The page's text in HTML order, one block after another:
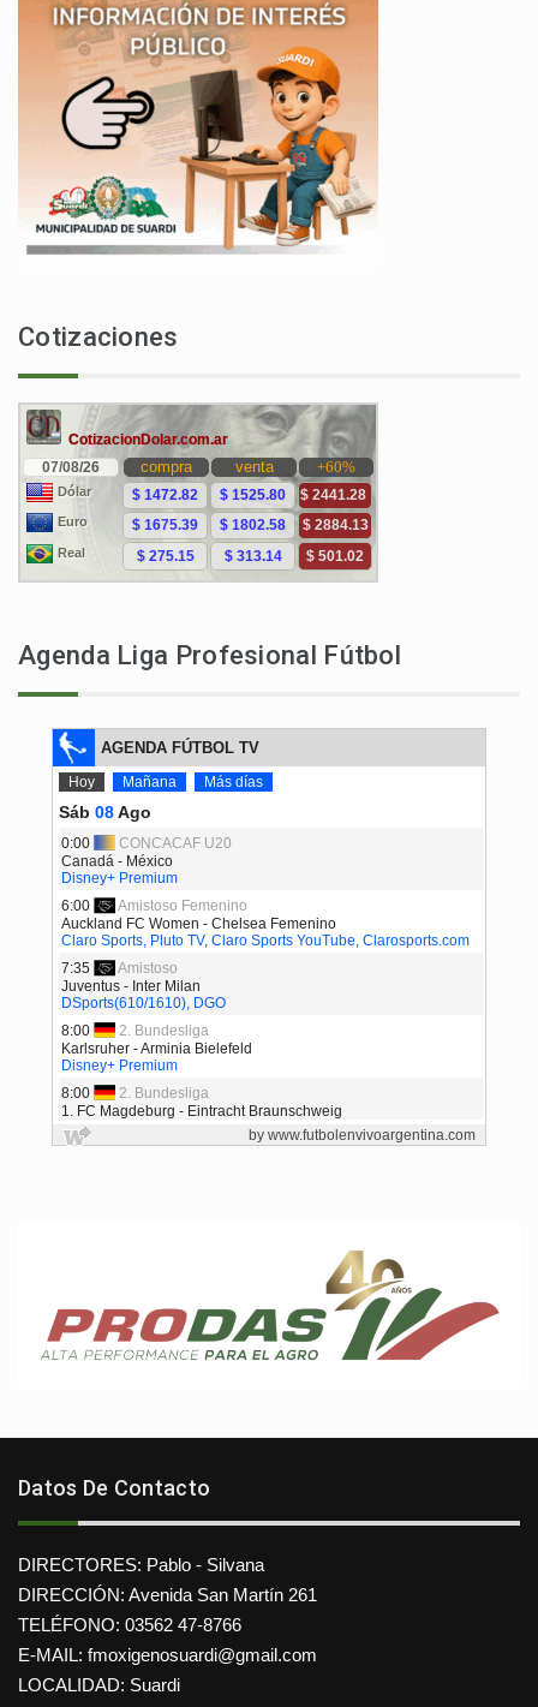
Cotizaciones
Agenda Liga Profesional Fútbol
Datos De Contacto
DIRECTORES: Pablo - Silvana
DIRECCIÓN: Avenida San Martín 261
TELÉFONO: 03562 47-8766
E-MAIL: fmoxigenosuardi@gmail.com
LOCALIDAD: Suardi